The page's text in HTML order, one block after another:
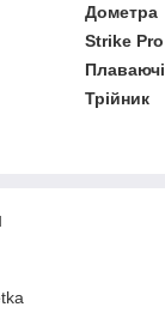
Дометра
Strike Pro
Плаваючі
Трійник